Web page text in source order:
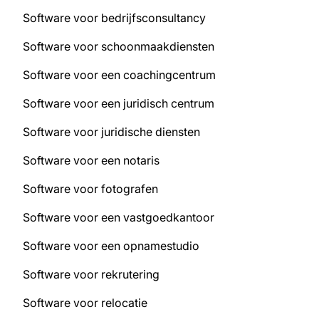
Software voor bedrijfsconsultancy
Software voor schoonmaakdiensten
Software voor een coachingcentrum
Software voor een juridisch centrum
Software voor juridische diensten
Software voor een notaris
Software voor fotografen
Software voor een vastgoedkantoor
Software voor een opnamestudio
Software voor rekrutering
Software voor relocatie